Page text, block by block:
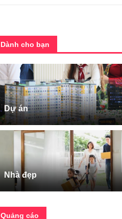
Dành cho bạn
Dự án
Nhà đẹp
Quảng cáo